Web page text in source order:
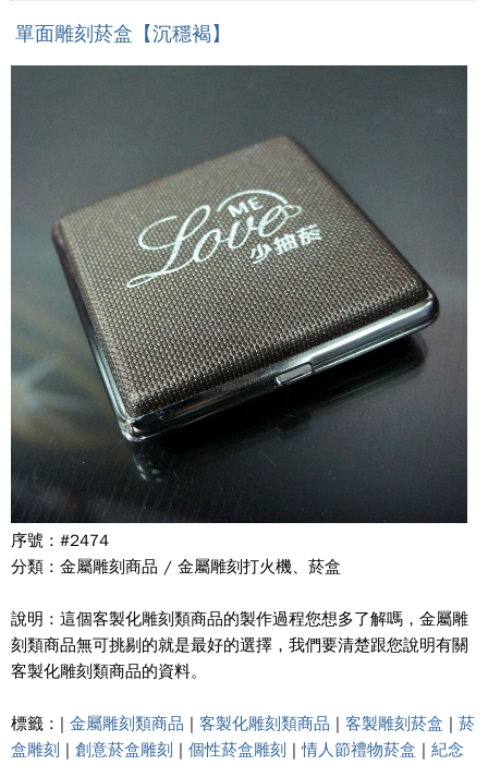
單面雕刻菸盒【沉穩褐】
序號 : #2474
分類 : 金屬雕刻商品 / 金屬雕刻打火機、菸盒
說明 : 這個客製化雕刻類商品的製作過程您想多了解嗎，金屬雕
刻類商品無可挑剔的就是最好的選擇，我們要清楚跟您說明有關
客製化雕刻類商品的資料。
標籤 : | 金屬雕刻類商品 | 客製化雕刻類商品 | 客製雕刻菸盒 | 菸
盒雕刻 | 創意菸盒雕刻 | 個性菸盒雕刻 |情人節禮物菸盒 | 紀念